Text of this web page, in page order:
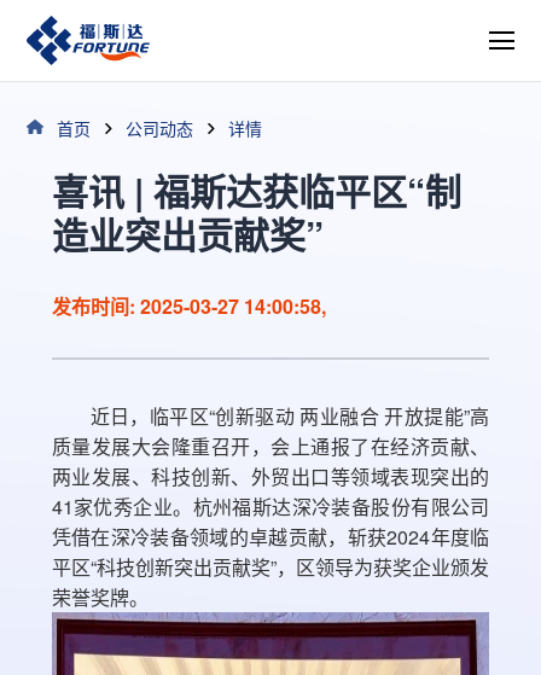
首页 公司动态 详情
喜讯 | 福斯达获临平区“制
造业突出贡献奖”
发布时间: 2025-03-27 14:00:58,
近日，临平区“创新驱动 两业融合 开放提能”高
质量发展大会隆重召开，会上通报了在经济贡献、
两业发展、科技创新、外贸出口等领域表现突出的
41家优秀企业。杭州福斯达深冷装备股份有限公司
凭借在深冷装备领域的卓越贡献，斩获2024年度临
平区“科技创新突出贡献奖”，区领导为获奖企业颁发
荣誉奖牌。